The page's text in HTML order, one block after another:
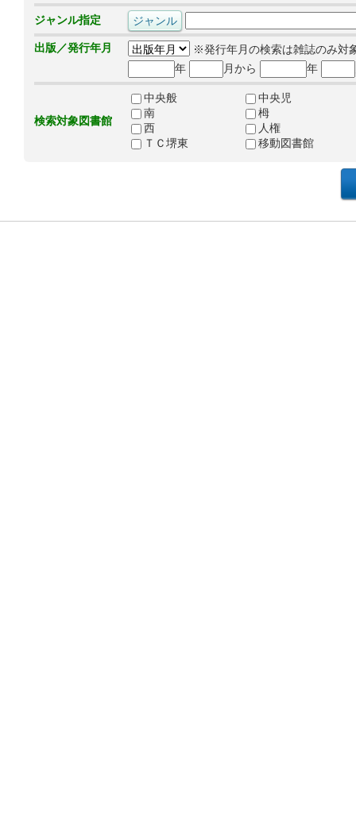
ジャンル指定
出版／発行年月
※発行年月の検索は雑誌のみ対
年
月から 年
検索対象図書館
中央般
中央児
南
栂
西
人権
ＴＣ堺東
移動図書館